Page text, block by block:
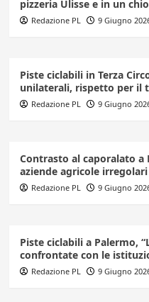
pizzeria Ulisse e in un
Redazione PL 9 Giugno
Piste ciclabili in Terza
unilaterali, rispetto per il
Redazione PL 9 Giugno
Contrasto al caporalato a
aziende agricole irregolari
Redazione PL 9 Giugno
Piste ciclabili a Palermo,
confrontate con le
Redazione PL 9 Giugno